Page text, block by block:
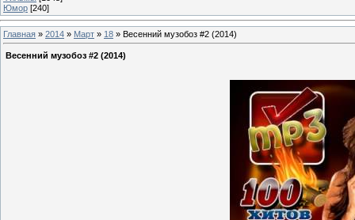
Юмор [240]
Главная » 2014 » Март » 18 » Весенний музобоз #2 (2014)
Весенний музобоз #2 (2014)